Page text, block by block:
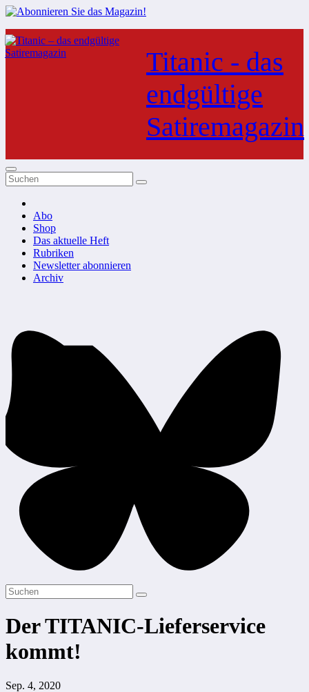
Zum
Inhalt
springen
Titanic - das
endgültige
Satiremagazin
Abo
Shop
Das aktuelle Heft
Rubriken
Newsletter abonnieren
Archiv
Der TITANIC-Lieferservice
kommt!
Sep. 4, 2020